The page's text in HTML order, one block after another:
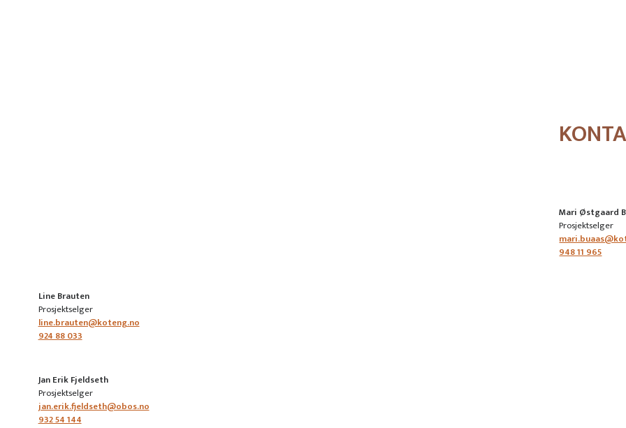
Mari Østgaard
Prosjektselger
948 11 965
Line Brauten
Prosjektselger
line.brauten@koteng.no
924 88 033
Jan Erik Fjeldseth
Prosjektselger
jan.erik.fjeldseth@obos.no
932 54 144